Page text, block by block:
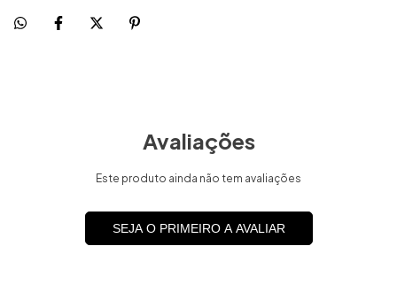
Avaliações
Este produto ainda não tem avaliações
SEJA O PRIMEIRO A AVALIAR